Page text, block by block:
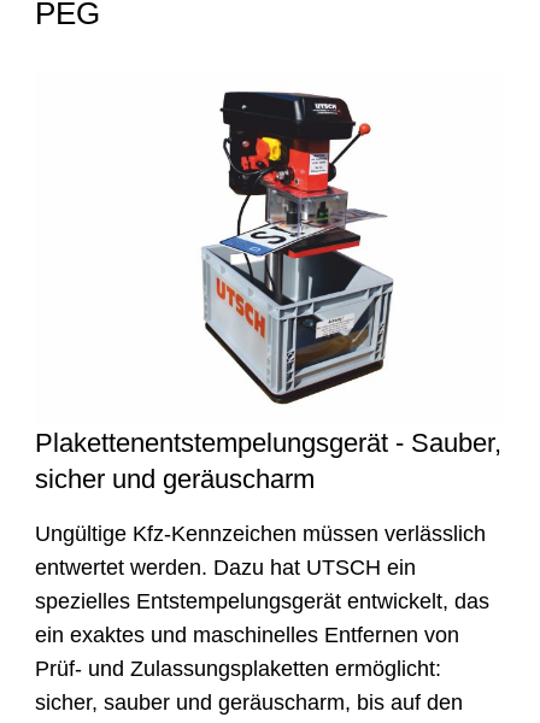
PEG
Plakettenentstempelungsgerät - Sauber,
sicher und geräuscharm
Ungültige Kfz-Kennzeichen müssen verlässlich
entwertet werden. Dazu hat UTSCH ein
spezielles Entstempelungsgerät entwickelt, das
ein exaktes und maschinelles Entfernen von
Prüf- und Zulassungsplaketten ermöglicht:
sicher, sauber und geräuscharm, bis auf den